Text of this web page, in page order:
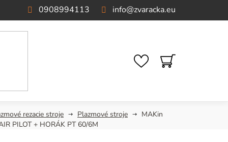
info@zvaracka.eu
0908994113
NÁKUPNÝ
KOŠÍK
rezacie stroje Plazmové stroje
MAKin
PILOT + HORÁK PT 60/6M